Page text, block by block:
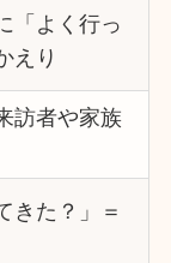
「よく行っ
えり
訪者や家族
きた？」＝